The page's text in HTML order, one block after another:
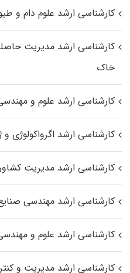
کارشناسی ارشد علوم دام و
کارشناسی ارشد مدیریت
خاک
کارشناسی ارشد علوم و
کارشناسی ارشد اگرواکولوژی
کارشناسی ارشد مدیریت
کارشناسی ارشد مهندسی
کارشناسی ارشد علوم و
کارشناسی ارشد مدیریت و